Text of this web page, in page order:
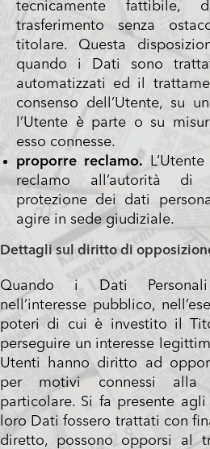
tecnicamente fattibile,
trasferimento senza
titolare. Questa
quando i Dati sono
automatizzati ed il
consenso dell’Utente, su
l’Utente è parte o su
esso connesse.
proporre reclamo.
reclamo all’autorità di
protezione dei dati
agire in sede giudiziale.
Dettagli sul diritto di
Quando i Dati
nell’interesse pubblico,
poteri di cui è investito il
perseguire un interesse
Utenti hanno diritto ad
per motivi connessi alla
particolare. Si fa presente
loro Dati fossero trattati con
diretto, possono opporsi al